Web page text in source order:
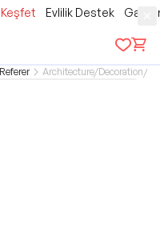
Evlilik Destek
Reference Architecture/Decoration/